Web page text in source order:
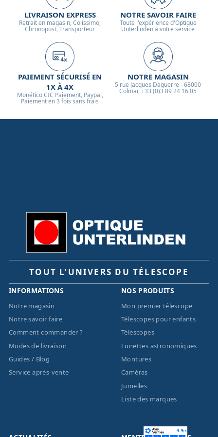
LIVRAISON EXPRESS
Retrait en magasin, Colissimo,
Chronopost, Transporteur
NOTRE SAVOIR FAIRE
Toute l'expérience d'Optique
Unterlinden à votre service
PAIEMENT SÉCURISÉ EN
1X À 4X
Monético CIC Paiement, Paypal,
Paiement en 3 fois sans frais
NOTRE MAGASIN
5 rue Jacques Daguerre - 68000
Colmar, +33 (0)3 89 24 16 05
TOUT L’UNIVERS DU TÉLESCOPE
INFORMATIONS
Notre magasin
Notre savoir faire
Comment commander ?
Modes de livraison
Guides / Blog
Service après-vente
NOS PRODUITS
Mon premier télescope
Télescopes pour enfants
Télescopes
Lunettes astronomiques
Montures
Caméras
Jumelles
Liste des marques